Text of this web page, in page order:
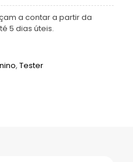
a contar a partir da
5 dias úteis.
, Tester